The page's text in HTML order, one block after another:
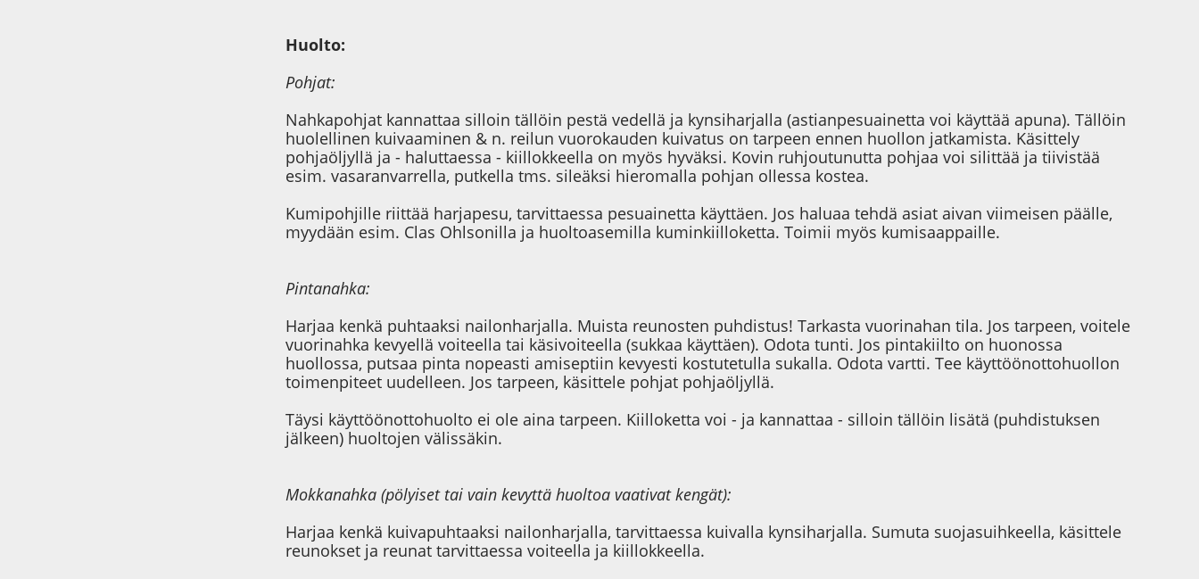
Huolto:
Pohjat:
Nahkapohjat kannattaa silloin tällöin pestä vedellä ja kynsiharjalla (astianpesuainetta voi käyttää apuna). Tällöin
huolellinen kuivaaminen & n. reilun vuorokauden kuivatus on tarpeen ennen huollon jatkamista. Käsittely
pohjaöljyllä ja - haluttaessa - kiillokkeella on myös hyväksi. Kovin ruhjoutunutta pohjaa voi silittää ja tiivistää
esim. vasaranvarrella, putkella tms. sileäksi hieromalla pohjan ollessa kostea.
Kumipohjille riittää harjapesu, tarvittaessa pesuainetta käyttäen. Jos haluaa tehdä asiat aivan viimeisen päälle,
myydään esim. Clas Ohlsonilla ja huoltoasemilla kuminkiilloketta. Toimii myös kumisaappaille.
Pintanahka:
Harjaa kenkä puhtaaksi nailonharjalla. Muista reunosten puhdistus! Tarkasta vuorinahan tila. Jos tarpeen, voitele
vuorinahka kevyellä voiteella tai käsivoiteella (sukkaa käyttäen). Odota tunti. Jos pintakiilto on huonossa
huollossa, putsaa pinta nopeasti amiseptiin kevyesti kostutetulla sukalla. Odota vartti. Tee käyttöönottohuollon
toimenpiteet uudelleen. Jos tarpeen, käsittele pohjat pohjaöljyllä.
Täysi käyttöönottohuolto ei ole aina tarpeen. Kiilloketta voi - ja kannattaa - silloin tällöin lisätä (puhdistuksen
jälkeen) huoltojen välissäkin.
Mokkanahka (pölyiset tai vain kevyttä huoltoa vaativat kengät):
Harjaa kenkä kuivapuhtaaksi nailonharjalla, tarvittaessa kuivalla kynsiharjalla. Sumuta suojasuihkeella, käsittele
reunokset ja reunat tarvittaessa voiteella ja kiillokkeella.